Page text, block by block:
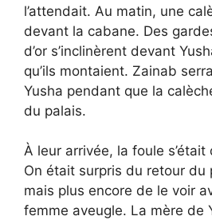
l’attendait. Au matin, une
devant la cabane. Des
d’or s’inclinèrent devant
qu’ils montaient. Zainab
Yusha pendant que la
du palais.
À leur arrivée, la foule
On était surpris du retour du
mais plus encore de le voir
femme aveugle. La mère de